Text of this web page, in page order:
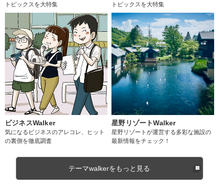
トピックスを大特集
トピックスを大特集
ビジネスWalker
気になるビジネスのアレコレ、ヒット
の裏側を徹底調査
星野リゾートWalker
星野リゾートが運営する多彩な施設の
最新情報をチェック！
テーマwalkerをもっと見る